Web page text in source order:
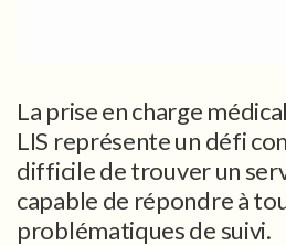
La prise en charge
LIS représente un défi
difficile de trouver un
capable de répondre à
problématiques de suivi.